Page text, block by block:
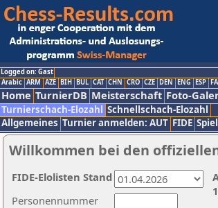
Logged on: Gast
Arabic ARM AZE BIH BUL CAT CHN CRO CZE DEN ENG ESP
Home TurnierDB Meisterschaft Foto-
Turnierschach-Elozahl Schnellschach-Elozahl
Allgemeines Turnier anmelden: AUT FIDE
Willkommen bei den
Personennummer
FIDE-Elolisten Stand